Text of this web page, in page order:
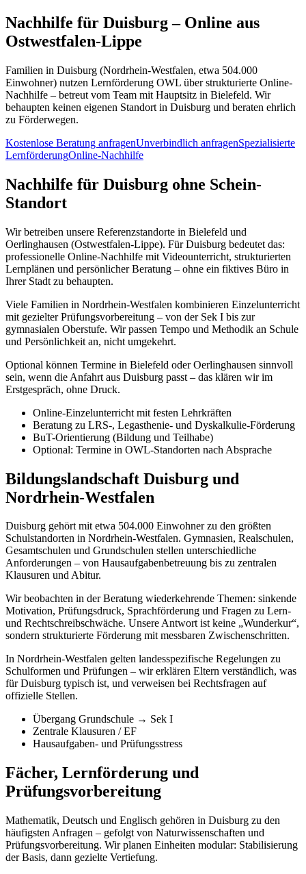
Nachhilfe für Duisburg – Online aus
Ostwestfalen-Lippe
Familien in Duisburg (Nordrhein-Westfalen, etwa 504.000
Einwohner) nutzen Lernförderung OWL über strukturierte Online-
Nachhilfe – betreut vom Team mit Hauptsitz in Bielefeld. Wir
behaupten keinen eigenen Standort in Duisburg und beraten ehrlich
zu Förderwegen.
Kostenlose Beratung anfragenUnverbindlich anfragenSpezialisierte
LernförderungOnline-Nachhilfe
Nachhilfe für Duisburg ohne Schein-
Standort
Wir betreiben unsere Referenzstandorte in Bielefeld und
Oerlinghausen (Ostwestfalen-Lippe). Für Duisburg bedeutet das:
professionelle Online-Nachhilfe mit Videounterricht, strukturierten
Lernplänen und persönlicher Beratung – ohne ein fiktives Büro in
Ihrer Stadt zu behaupten.
Viele Familien in Nordrhein-Westfalen kombinieren Einzelunterricht
mit gezielter Prüfungsvorbereitung – von der Sek I bis zur
gymnasialen Oberstufe. Wir passen Tempo und Methodik an Schule
und Persönlichkeit an, nicht umgekehrt.
Optional können Termine in Bielefeld oder Oerlinghausen sinnvoll
sein, wenn die Anfahrt aus Duisburg passt – das klären wir im
Erstgespräch, ohne Druck.
Online-Einzelunterricht mit festen Lehrkräften
Beratung zu LRS-, Legasthenie- und Dyskalkulie-Förderung
BuT-Orientierung (Bildung und Teilhabe)
Optional: Termine in OWL-Standorten nach Absprache
Bildungslandschaft Duisburg und
Nordrhein-Westfalen
Duisburg gehört mit etwa 504.000 Einwohner zu den größten
Schulstandorten in Nordrhein-Westfalen. Gymnasien, Realschulen,
Gesamtschulen und Grundschulen stellen unterschiedliche
Anforderungen – von Hausaufgabenbetreuung bis zu zentralen
Klausuren und Abitur.
Wir beobachten in der Beratung wiederkehrende Themen: sinkende
Motivation, Prüfungsdruck, Sprachförderung und Fragen zu Lern-
und Rechtschreibschwäche. Unsere Antwort ist keine „Wunderkur“,
sondern strukturierte Förderung mit messbaren Zwischenschritten.
In Nordrhein-Westfalen gelten landesspezifische Regelungen zu
Schulformen und Prüfungen – wir erklären Eltern verständlich, was
für Duisburg typisch ist, und verweisen bei Rechtsfragen auf
offizielle Stellen.
Übergang Grundschule → Sek I
Zentrale Klausuren / EF
Hausaufgaben- und Prüfungsstress
Fächer, Lernförderung und
Prüfungsvorbereitung
Mathematik, Deutsch und Englisch gehören in Duisburg zu den
häufigsten Anfragen – gefolgt von Naturwissenschaften und
Prüfungsvorbereitung. Wir planen Einheiten modular: Stabilisierung
der Basis, dann gezielte Vertiefung.